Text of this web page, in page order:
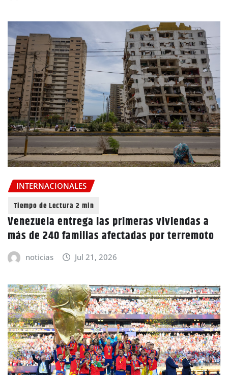
INTERNACIONALES
Venezuela entrega las primeras viviendas a
más de 240 familias afectadas por terremoto
noticias Jul 21, 2026